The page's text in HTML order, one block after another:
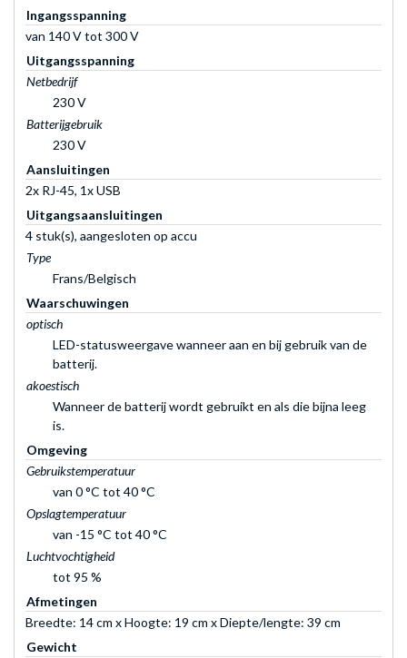
Ingangsspanning
van 140 V tot 300 V
Uitgangsspanning
Netbedrijf
230 V
Batterijgebruik
230 V
Aansluitingen
2x RJ-45, 1x USB
Uitgangsaansluitingen
4 stuk(s), aangesloten op accu
Type
Frans/Belgisch
Waarschuwingen
optisch
LED-statusweergave wanneer aan en bij gebruik van de
batterij.
akoestisch
Wanneer de batterij wordt gebruikt en als die bijna leeg
is.
Omgeving
Gebruikstemperatuur
van 0 °C tot 40 °C
Opslagtemperatuur
van -15 °C tot 40 °C
Luchtvochtigheid
tot 95 %
Afmetingen
Breedte: 14 cm x Hoogte: 19 cm x Diepte/lengte: 39 cm
Gewicht